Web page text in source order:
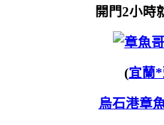
開門2小時
(宜蘭
烏石港章